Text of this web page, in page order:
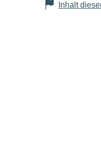
Inhalt